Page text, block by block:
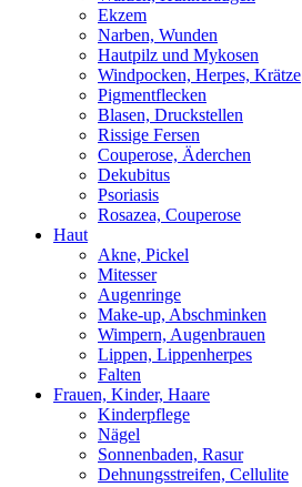
Ekzem
Narben, Wunden
Hautpilz und Mykosen
Windpocken, Herpes, Krätze
Pigmentflecken
Blasen, Druckstellen
Rissige Fersen
Couperose, Äderchen
Dekubitus
Psoriasis
Rosazea, Couperose
Haut
Akne, Pickel
Mitesser
Augenringe
Make-up, Abschminken
Wimpern, Augenbrauen
Lippen, Lippenherpes
Falten
Frauen, Kinder, Haare
Kinderpflege
Nägel
Sonnenbaden, Rasur
Dehnungsstreifen, Cellulite